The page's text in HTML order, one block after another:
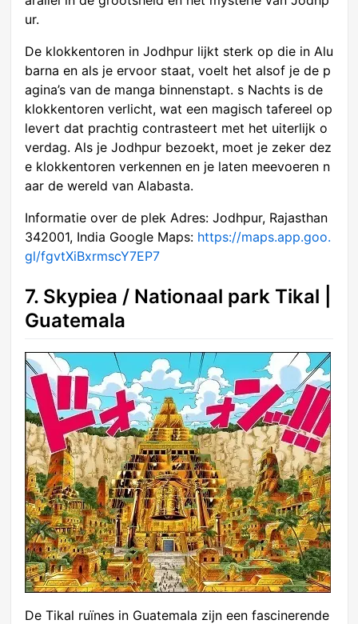
ur.
De klokkentoren in Jodhpur lijkt sterk op die in Alu
barna en als je ervoor staat, voelt het alsof je de p
agina’s van de manga binnenstapt. s Nachts is de
klokkentoren verlicht, wat een magisch tafereel op
levert dat prachtig contrasteert met het uiterlijk o
verdag. Als je Jodhpur bezoekt, moet je zeker dez
e klokkentoren verkennen en je laten meevoeren n
aar de wereld van Alabasta.
Informatie over de plek Adres: Jodhpur, Rajasthan
342001, India Google Maps: https://maps.app.goo.
gl/fgvtXiBxrmscY7EP7
7. Skypiea / Nationaal park Tikal |
Guatemala
De Tikal ruïnes in Guatemala zijn een fascinerende